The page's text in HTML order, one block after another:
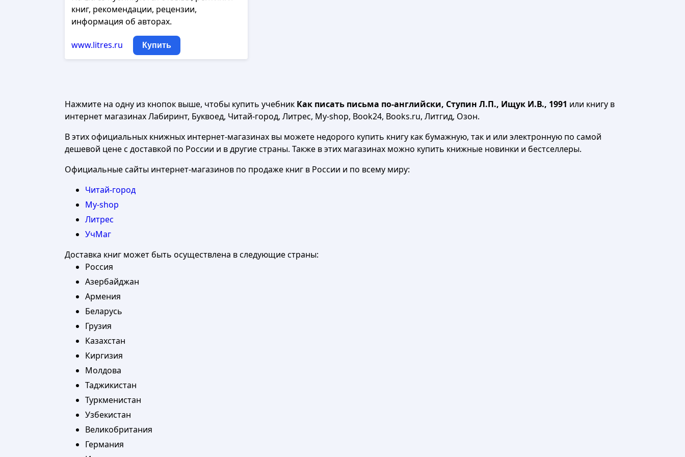
книг, рекомендации, рецензии,
информация об авторах.
www.litres.ru Купить
Нажмите на одну из кнопок выше, чтобы купить учебник Как писать письма по-английски, Ступин Л.П., Ищук И.В., 1991 или книгу в
интернет магазинах Лабиринт, Буквоед, Читай-город, Литрес, My-shop, Book24, Books.ru, Литгид, Озон.
В этих официальных книжных интернет-магазинах вы можете недорого купить книгу как бумажную, так и или электронную по самой
дешевой цене с доставкой по России и в другие страны. Также в этих магазинах можно купить книжные новинки и бестселлеры.
Официальные сайты интернет-магазинов по продаже книг в России и по всему миру:
Читай-город
My-shop
Литрес
УчМаг
Доставка книг может быть осуществлена в следующие страны:
Россия
Азербайджан
Армения
Беларусь
Грузия
Казахстан
Киргизия
Молдова
Таджикистан
Туркменистан
Узбекистан
Великобритания
Германия